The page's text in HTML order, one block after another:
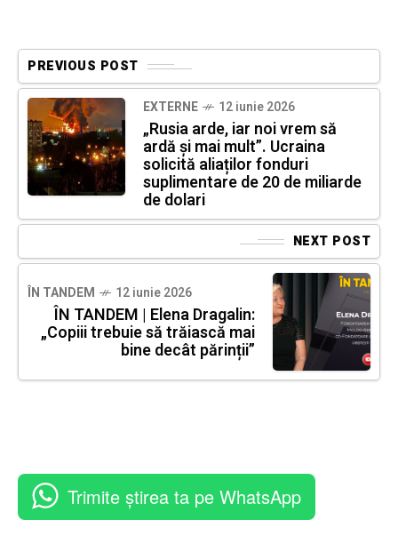
PREVIOUS POST
EXTERNE 12 iunie 2026
„Rusia arde, iar noi vrem să
ardă și mai mult”. Ucraina
solicită aliaților fonduri
suplimentare de 20 de miliarde
de dolari
NEXT POST
ÎN TANDEM 12 iunie 2026
ÎN TANDEM | Elena Dragalin:
„Copiii trebuie să trăiască mai
bine decât părinții”
Trimite știrea ta pe WhatsApp